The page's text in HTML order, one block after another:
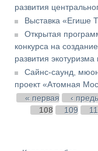
развития
Выставка «Егише
Открытая
конкурса на
развития экотуризма
Сайнс-саунд,
проект «Атомная
Страницы
« первая ‹
108
109